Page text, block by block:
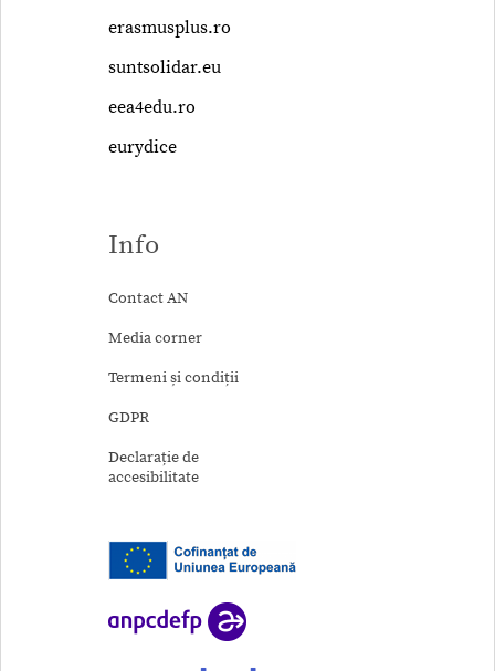
erasmusplus.ro
suntsolidar.eu
eea4edu.ro
eurydice
Info
Contact AN
Media corner
Termeni și condiții
GDPR
Declarație de
accesibilitate